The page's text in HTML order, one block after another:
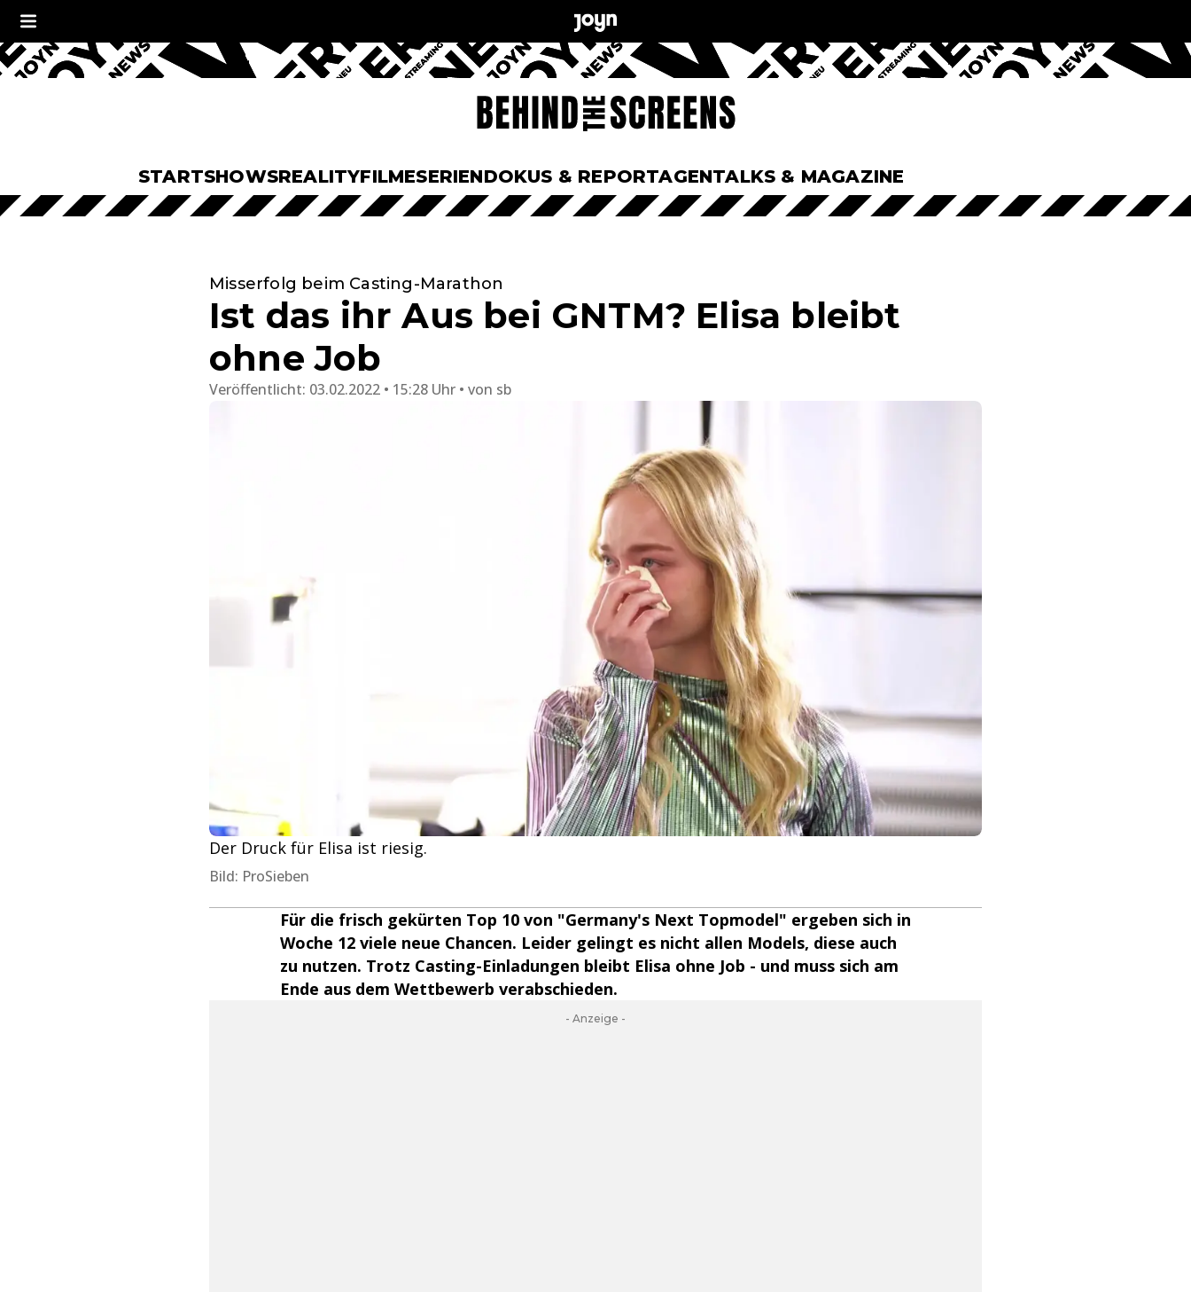
STARTSHOWSREALITYFILMESERIENDOKUS & REPORTAGENTALKS & MAGAZINE
Misserfolg beim Casting-Marathon
Ist das ihr Aus bei GNTM? Elisa bleibt
ohne Job
Veröffentlicht: 03.02.2022 • 15:28 Uhr von sb
Der Druck für Elisa ist riesig.
Bild: ProSieben
Für die frisch gekürten Top 10 von "Germany's Next Topmodel" ergeben sich in
Woche 12 viele neue Chancen. Leider gelingt es nicht allen Models, diese auch
zu nutzen. Trotz Casting-Einladungen bleibt Elisa ohne Job - und muss sich am
Ende aus dem Wettbewerb verabschieden.
- Anzeige -